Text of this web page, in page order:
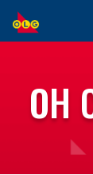
ALLER
AU
CONTENU
OH